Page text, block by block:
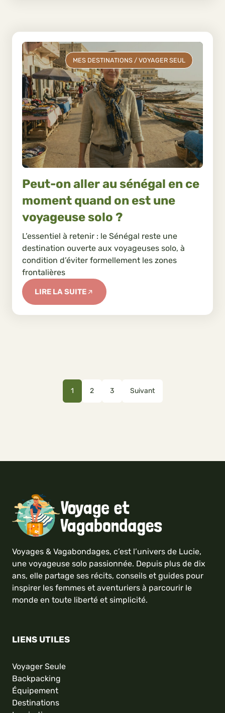
MES DESTINATIONS / VOYAGER SEUL
Peut-on aller au sénégal en ce
moment quand on est une
voyageuse solo ?
L’essentiel à retenir : le Sénégal reste une
destination ouverte aux voyageuses solo, à
condition d’éviter formellement les zones
frontalières
LIRE LA SUITE
1 2 3 Suivant
Voyages & Vagabondages, c’est l’univers de Lucie,
une voyageuse solo passionnée. Depuis plus de dix
ans, elle partage ses récits, conseils et guides pour
inspirer les femmes et aventuriers à parcourir le
monde en toute liberté et simplicité.
LIENS UTILES
Voyager Seule
Backpacking
Équipement
Destinations